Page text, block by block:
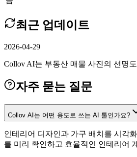
최근 업데이트
2026-04-29
Collov AI는 부동산 매물 사진의 선명
자주 묻는 질문
Collov AI는 어떤 용도로 쓰는 AI 툴인가요?
인테리어 디자인과 가구 배치를 시각
를 미리 확인하고 효율적인 인테리어